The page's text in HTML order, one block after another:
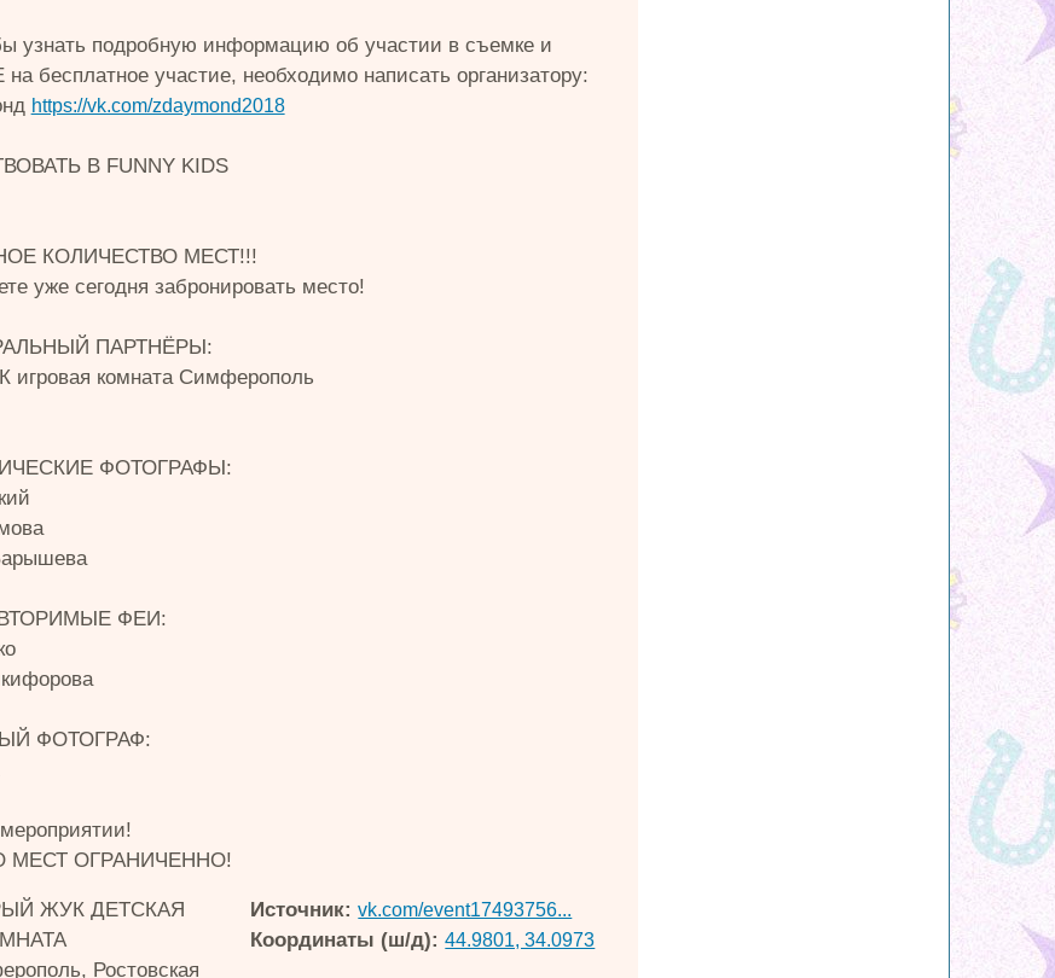
узнать подробную информацию об участии в съемке и
бесплатное участие, необходимо написать организатору:
https://vk.com/zdaymond2018
В FUNNY KIDS
КОЛИЧЕСТВО МЕСТ!!!
уже сегодня забронировать место!
ПАРТНЁРЫ:
комната Симферополь
ФОТОГРАФЫ:
ФЕИ:
ФОТОГРАФ:
МЕСТ ОГРАНИЧЕННО!
ЖУК ДЕТСКАЯ
Ростовская
Источник: vk.com/event17493756...
Координаты (ш/д): 44.9801, 34.0973